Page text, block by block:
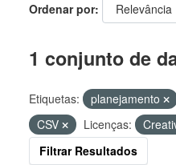
Ordenar por
1 conjunto de
Etiquetas: planejamento
CSV
Licenças:
Filtrar Resultados